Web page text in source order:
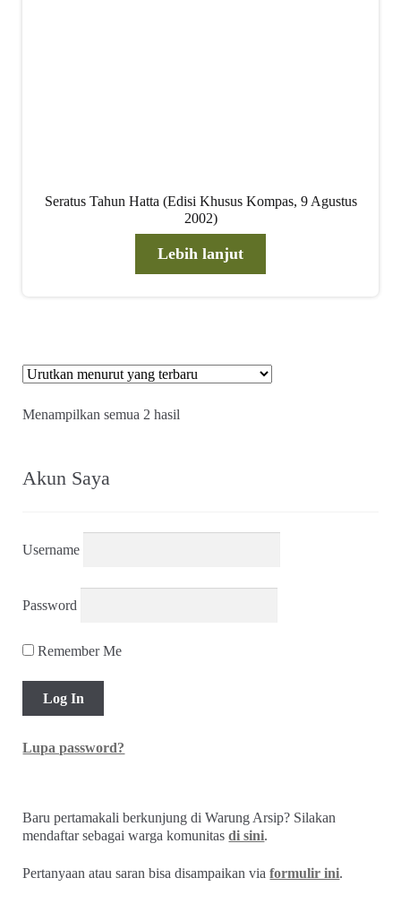
Seratus Tahun Hatta (Edisi Khusus Kompas, 9 Agustus
2002)
Lebih lanjut
Menampilkan semua 2 hasil
Akun Saya
Username
Password
Remember Me
Lupa password?
Baru pertamakali berkunjung di Warung Arsip? Silakan
mendaftar sebagai warga komunitasdi sini.
Pertanyaan atau saran bisa disampaikan viaformulir ini.